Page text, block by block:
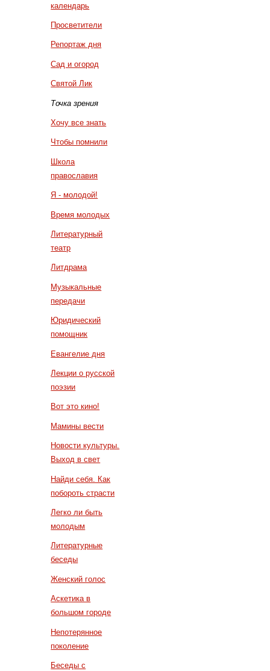
календарь
Просветители
Репортаж дня
Сад и огород
Святой Лик
Точка зрения
Хочу все знать
Чтобы помнили
Школа
православия
Я - молодой!
Время молодых
Литературный
театр
Литдрама
Музыкальные
передачи
Юридический
помощник
Евангелие дня
Лекции о русской
поэзии
Вот это кино!
Мамины вести
Новости культуры.
Выход в свет
Найди себя. Как
побороть страсти
Легко ли быть
молодым
Литературные
беседы
Женский голос
Аскетика в
большом городе
Непотерянное
поколение
Беседы с